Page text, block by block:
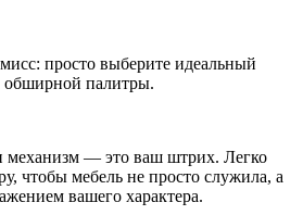
просто выберите идеальный
обширной палитры.
механизм — это ваш штрих. Легко
чтобы мебель не просто служила, а
вашего характера.